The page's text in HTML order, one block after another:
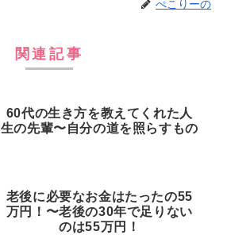
ぺこりーの
関連記事
60代の生き方を教えてくれた人
生の先輩〜自分の道を照らすもの
老後に必要なお金はたったの55
万円！〜老後の30年で足りない
のは55万円！